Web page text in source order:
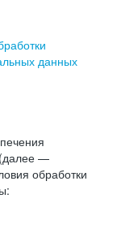
данных
—
обработки